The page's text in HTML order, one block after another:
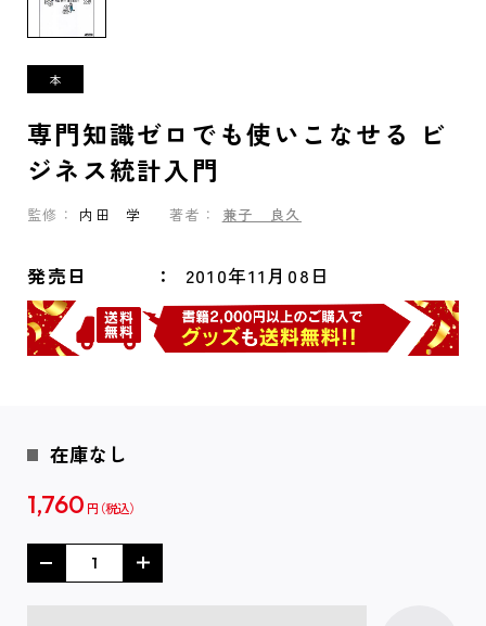
専門知識ゼロでも使いこなせる ビ
ジネス統計入門
監修： 内田 学 著者： 兼子 良久
発売日 2010年11月08日
在庫なし
1,760 円